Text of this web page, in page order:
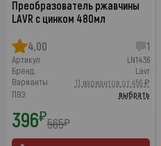
Преобразователь ржавчины
LAVR с цинком 480мл
4,00 1
Артикул:
LN1436
Бренд:
Lavr
Варианты:
11 вариантов от 456 ₽
ПВЗ:
выбрать
396₽565₽